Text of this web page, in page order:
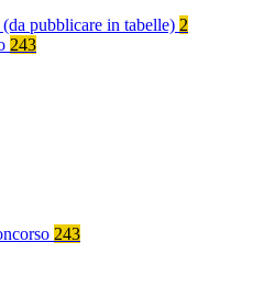
pubblicare in tabelle) 2
243
243